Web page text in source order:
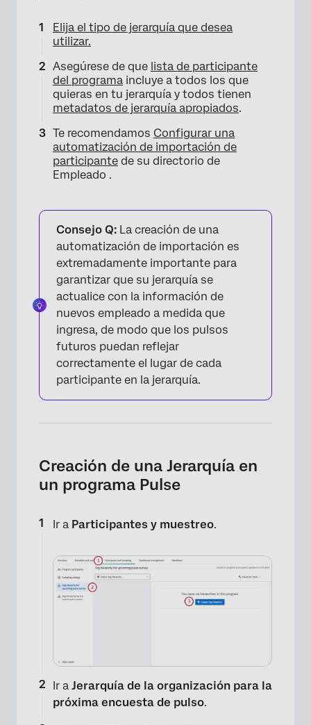
Elija el tipo de jerarquía que desea
utilizar.
Asegúrese de que lista de participante
del programa incluye a todos los que
quieras en tu jerarquía y todos tienen
metadatos de jerarquía apropiados.
Te recomendamos Configurar una
automatización de importación de
participante de su directorio de
Empleado .
Consejo Q: La creación de una
automatización de importación es
extremadamente importante para
garantizar que su jerarquía se
actualice con la información de
nuevos empleado a medida que
ingresa, de modo que los pulsos
futuros puedan reflejar
correctamente el lugar de cada
participante en la jerarquía.
Creación de una Jerarquía en
un programa Pulse
Ir a Participantes y muestreo.
Ir a Jerarquía de la organización para la
próxima encuesta de pulso.